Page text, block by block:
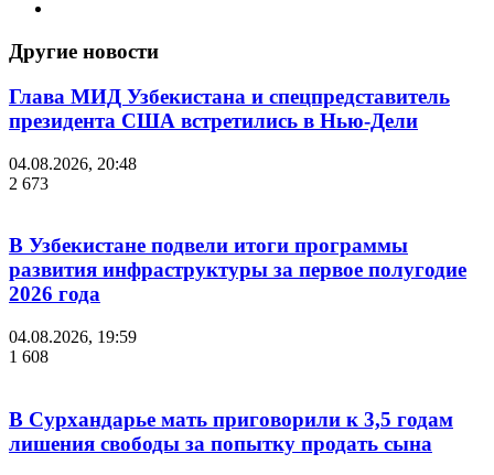
Другие новости
Глава МИД Узбекистана и спецпредставитель
президента США встретились в Нью-Дели
04.08.2026, 20:48
2 673
В Узбекистане подвели итоги программы
развития инфраструктуры за первое полугодие
2026 года
04.08.2026, 19:59
1 608
В Сурхандарье мать приговорили к 3,5 годам
лишения свободы за попытку продать сына